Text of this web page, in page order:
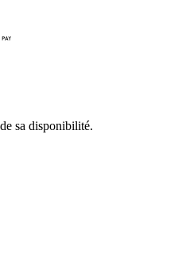
sa disponibilité.